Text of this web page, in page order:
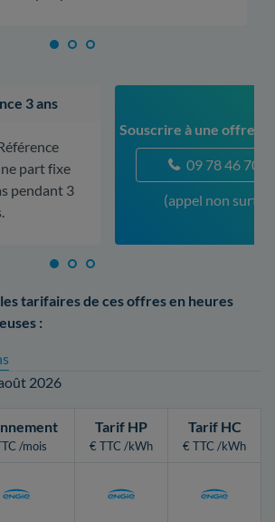
3 ans
part fixe
pendant 3
Souscrire à une offre à
09 78 46 70
(appel non
tarifaires de ces offres en heures
:
2026
/mois
Tarif HP
€ TTC /kWh
Tarif HC
€ TTC /kWh